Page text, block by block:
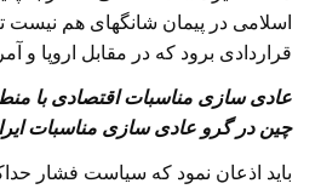
اسلامی در پیمان شانگهای هم نیست
قراردادی برود که در مقابل اروپا و
عادی سازی مناسبات اقتصادی با
چین در گرو عادی سازی مناسبات
باید اذعان نمود که سیاست فشار